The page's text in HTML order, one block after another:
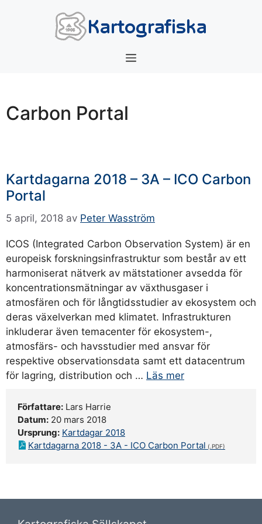
Meny
Carbon Portal
Kartdagarna 2018 – 3A – ICO Carbon
Portal
5 april, 2018 av Peter Wasström
ICOS (Integrated Carbon Observation System) är en
europeisk forskningsinfrastruktur som består av ett
harmoniserat nätverk av mätstationer avsedda för
koncentrationsmätningar av växthusgaser i
atmosfären och för långtidsstudier av ekosystem och
deras växelverkan med klimatet. Infrastrukturen
inkluderar även temacenter för ekosystem-,
atmosfärs- och havsstudier med ansvar för
respektive observationsdata samt ett datacentrum
för lagring, distribution och … Läs mer
Författare: Lars Harrie
Datum: 20 mars 2018
Ursprung: Kartdagar 2018
Kartdagarna 2018 - 3A - ICO Carbon Portal